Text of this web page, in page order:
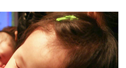
U
R
L
복
사
공
유
하
기
기
크
게
변
경
하
기
기
작
게
변
경
하
기